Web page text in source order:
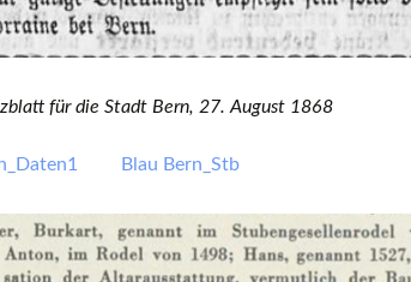
für die Stadt Bern, 27. August 1868
Blau Bern_Stb